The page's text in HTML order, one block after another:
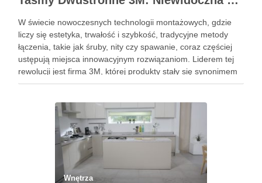
W świecie nowoczesnych technologii montażowych, gdzie
liczy się estetyka, trwałość i szybkość, tradycyjne metody
łączenia, takie jak śruby, nity czy spawanie, coraz częściej
ustępują miejsca innowacyjnym rozwiązaniom. Liderem tej
rewolucji jest firma 3M, której produkty stały się synonimem
niezawodności. W szczególności taśmy dwustronne 3m
Wnętrza